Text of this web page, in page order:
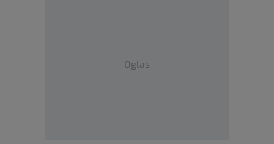
Oglas